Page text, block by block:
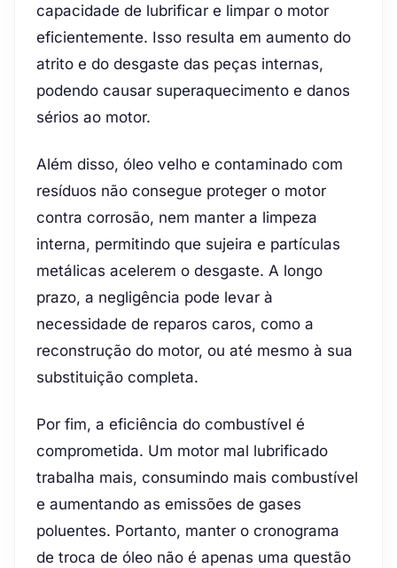
capacidade de lubrificar e limpar o motor
eficientemente. Isso resulta em aumento do
atrito e do desgaste das peças internas,
podendo causar superaquecimento e danos
sérios ao motor.
Além disso, óleo velho e contaminado com
resíduos não consegue proteger o motor
contra corrosão, nem manter a limpeza
interna, permitindo que sujeira e partículas
metálicas acelerem o desgaste. A longo
prazo, a negligência pode levar à
necessidade de reparos caros, como a
reconstrução do motor, ou até mesmo à sua
substituição completa.
Por fim, a eficiência do combustível é
comprometida. Um motor mal lubrificado
trabalha mais, consumindo mais combustível
e aumentando as emissões de gases
poluentes. Portanto, manter o cronograma
de troca de óleo não é apenas uma questão